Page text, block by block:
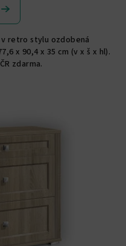
retro stylu ozdobená
x 90,4 x 35 cm (v x š x hl).
zdarma.